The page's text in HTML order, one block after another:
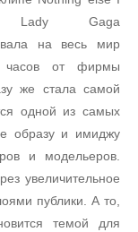
Gaga
на весь мир
часов от фирмы
же стала самой
одной из самых
образу и имиджу
и модельеров.
увеличительное
публики. А то,
темой для